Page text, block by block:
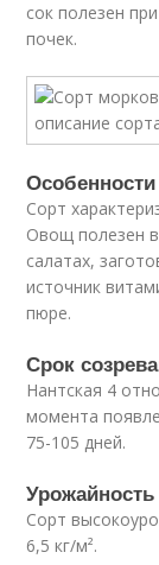
сок полезен
почек.
Сорт
Овощ полезен
салатах,
источник
пюре.
Срок
Нантская 4
момента
75-105 дней.
Урожайность
Сорт
6,5 кг/м².